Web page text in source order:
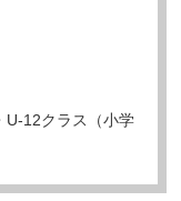
U-12クラス（小学